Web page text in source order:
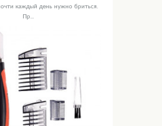
каждый день нужно бриться.
Пр...